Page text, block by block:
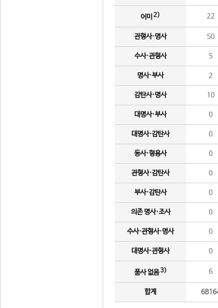
어미 2) 22
관형사·명사 50
수사·관형사 5
명사·부사 2
감탄사·명사 10
대명사·부사 0
대명사·감탄사 0
동사·형용사 0
관형사·감탄사 0
부사·감탄사 0
의존 명사·조사 0
수사·관형사·명사 0
대명사·관형사 0
품사 없음3) 6
합계